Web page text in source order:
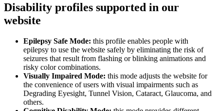
Disability profiles supported in our
website
Epilepsy Safe Mode: this profile enables people with
epilepsy to use the website safely by eliminating the risk of
seizures that result from flashing or blinking animations and
risky color combinations.
Visually Impaired Mode: this mode adjusts the website for
the convenience of users with visual impairments such as
Degrading Eyesight, Tunnel Vision, Cataract, Glaucoma, and
others.